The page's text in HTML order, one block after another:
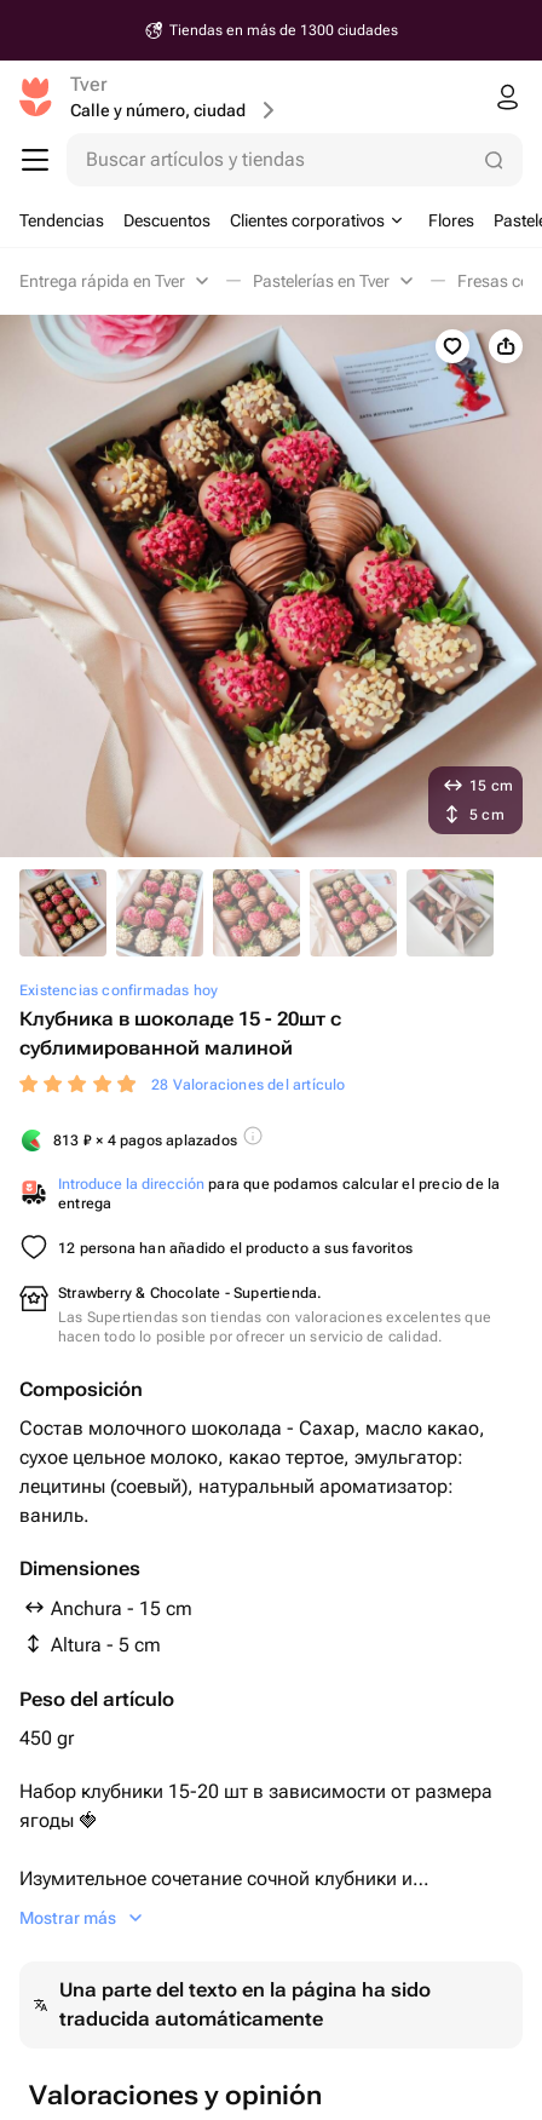
Tiendas en más de 1300 ciudades
Tver
Calle y número, ciudad
Buscar artículos y tiendas
Tendencias Descuentos Clientes corporativos Flores
Entrega rápida en Tver Pastelerías en Tver Fresas
Existencias confirmadas hoy
Клубника в шоколаде 15 - 20шт с
сублимированной малиной
28 Valoraciones del artículo
813 ₽ × 4 pagos aplazados
Introduce la dirección para que podamos calcular el precio de la
entrega
12 persona han añadido el producto a sus favoritos
Strawberry & Chocolate - Supertienda.
Las Supertiendas son tiendas con valoraciones excelentes que
hacen todo lo posible por ofrecer un servicio de calidad.
Composición
Состав молочного шоколада - Сахар, масло какао,
сухое цельное молоко, какао тертое, эмульгатор:
лецитины (соевый), натуральный ароматизатор:
ваниль.
Dimensiones
Anchura - 15 cm
Altura - 5 cm
Peso del artículo
450 gr
15 cm
5 cm
Набор клубники 15-20 шт в зависимости от размера
ягоды 🍓
Изумительное сочетание сочной клубники и
качественного молочного шоколада мы дополнили
Каждый набор мы упаковываем в белую эстетичную
коробочку с прозрачной крышкой, оформляем лентой,
крафтовом пакете.
Mostrar más
Una parte del texto en la página ha sido
traducida automáticamente
Valoraciones y opinión